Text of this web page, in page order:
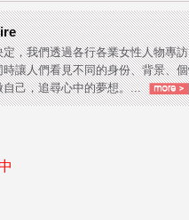
，我們透過各行各業女性人物專
讓人們看見不同的身份、背景、
自己，追尋心中的夢想。...